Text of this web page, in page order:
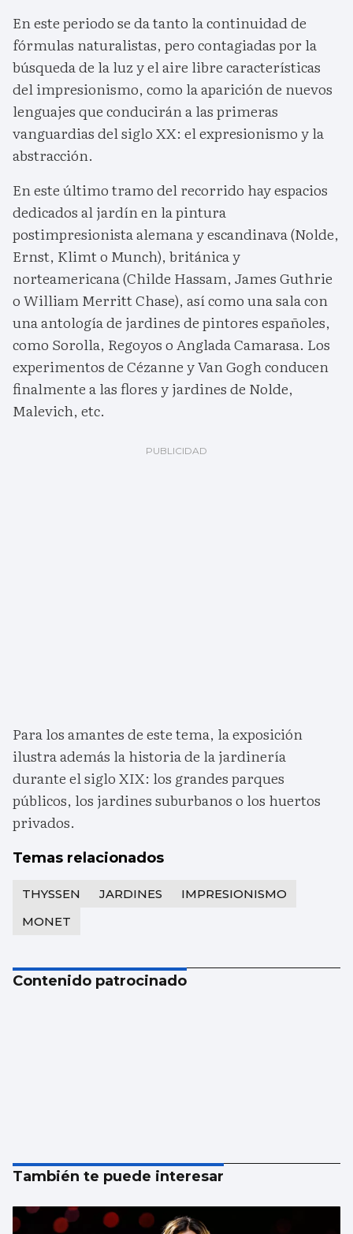
En este periodo se da tanto la continuidad de
fórmulas naturalistas, pero contagiadas por la
búsqueda de la luz y el aire libre características
del impresionismo, como la aparición de nuevos
lenguajes que conducirán a las primeras
vanguardias del siglo XX: el expresionismo y la
abstracción.
En este último tramo del recorrido hay espacios
dedicados al jardín en la pintura
postimpresionista alemana y escandinava (Nolde,
Ernst, Klimt o Munch), británica y
norteamericana (Childe Hassam, James Guthrie
o William Merritt Chase), así como una sala con
una antología de jardines de pintores españoles,
como Sorolla, Regoyos o Anglada Camarasa. Los
experimentos de Cézanne y Van Gogh conducen
finalmente a las flores y jardines de Nolde,
Malevich, etc.
Para los amantes de este tema, la exposición
ilustra además la historia de la jardinería
durante el siglo XIX: los grandes parques
públicos, los jardines suburbanos o los huertos
privados.
Temas relacionados
THYSSEN JARDINES
IMPRESIONISMO
MONET
Contenido patrocinado
También te puede interesar